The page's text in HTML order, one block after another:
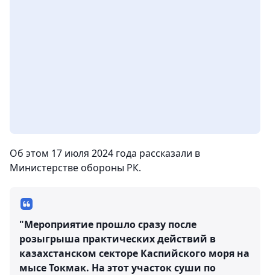
Об этом 17 июля 2024 года рассказали в
Министерстве обороны РК.
"Мероприятие прошло сразу после
розыгрыша практических действий в
казахстанском секторе Каспийского моря на
мысе Токмак. На этот участок суши по